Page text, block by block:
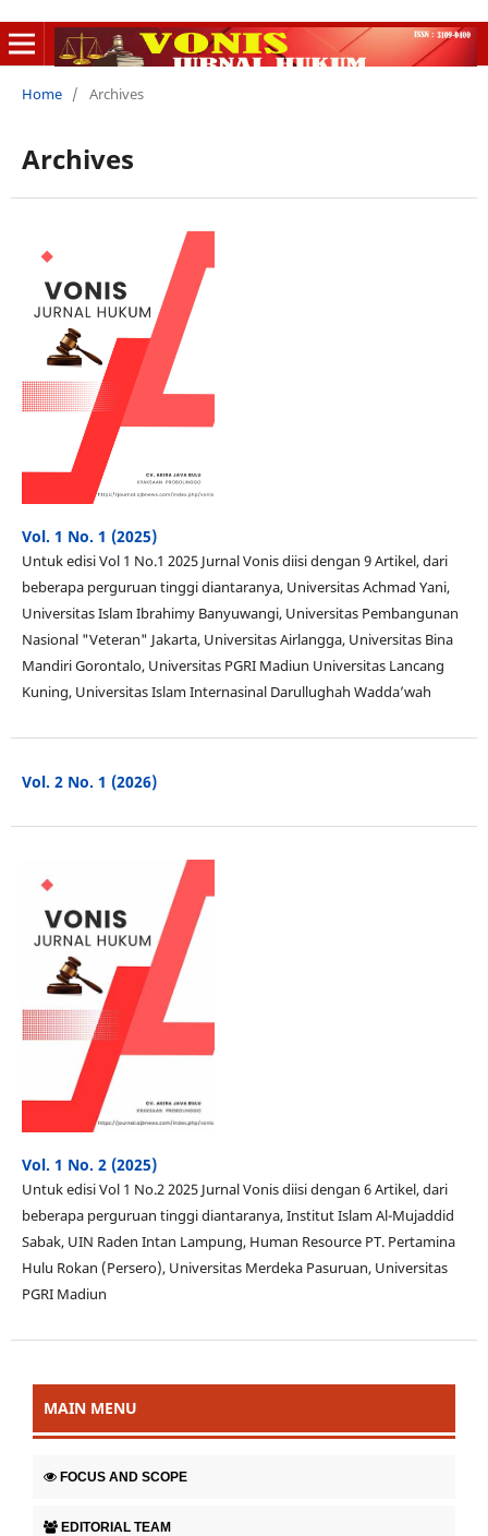
Home / Archives
Archives
Vol. 1 No. 1 (2025)
Untuk edisi Vol 1 No.1 2025 Jurnal Vonis diisi dengan 9 Artikel, dari
beberapa perguruan tinggi diantaranya, Universitas Achmad Yani,
Universitas Islam Ibrahimy Banyuwangi, Universitas Pembangunan
Nasional "Veteran" Jakarta, Universitas Airlangga, Universitas Bina
Mandiri Gorontalo, Universitas PGRI Madiun Universitas Lancang
Kuning, Universitas Islam Internasinal Darullughah Wadda’wah
Vol. 2 No. 1 (2026)
Vol. 1 No. 2 (2025)
Untuk edisi Vol 1 No.2 2025 Jurnal Vonis diisi dengan 6 Artikel, dari
beberapa perguruan tinggi diantaranya, Institut Islam Al-Mujaddid
Sabak, UIN Raden Intan Lampung, Human Resource PT. Pertamina
Hulu Rokan (Persero), Universitas Merdeka Pasuruan, Universitas
PGRI Madiun
MAIN MENU
FOCUS AND SCOPE
EDITORIAL TEAM